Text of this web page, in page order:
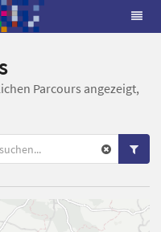
Parcours angezeigt,